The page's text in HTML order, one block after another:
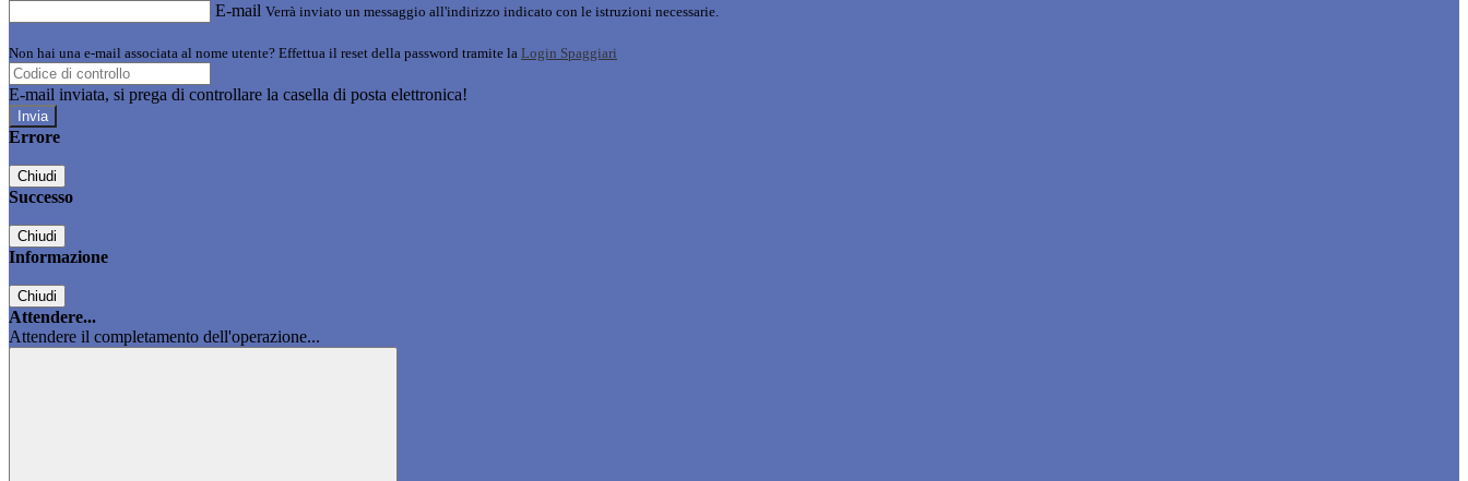
E-mail Verrà inviato un messaggio all'indirizzo indicato con le istruzioni necessarie.
Non hai una e-mail associata al nome utente? Effettua il reset della password tramite la Login Spaggiari
E-mail inviata, si prega di controllare la casella di posta elettronica!
Errore
Chiudi
Successo
Chiudi
Informazione
Chiudi
Attendere...
Attendere il completamento dell'operazione...